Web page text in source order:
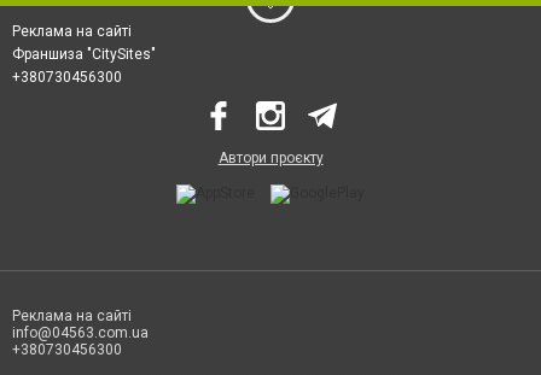
Реклама на сайті
Франшиза "CitySites"
+380730456300
Автори проєкту
Реклама на сайті
info@04563.com.ua
+380730456300